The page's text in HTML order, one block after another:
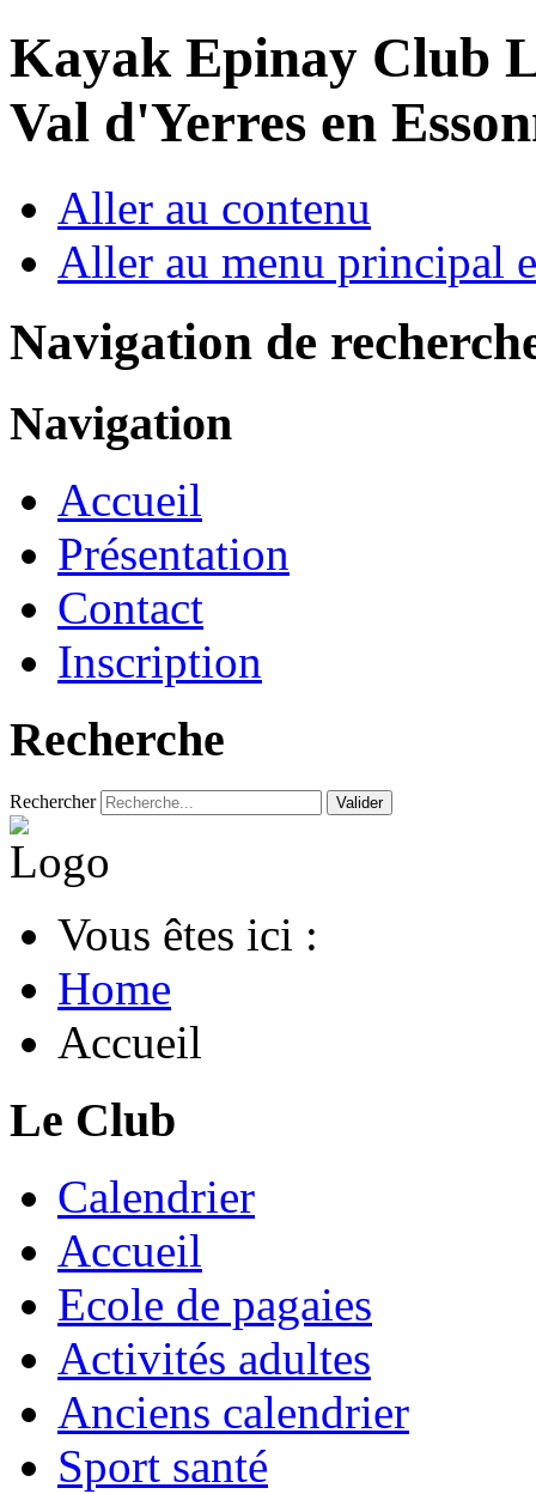
Kayak Epinay Club
Val d'Yerres en
Aller au contenu
Aller au menu principal
Navigation de
Navigation
Accueil
Présentation
Contact
Inscription
Recherche
Rechercher Valider
Vous êtes ici :
Home
Accueil
Le Club
Calendrier
Accueil
Ecole de pagaies
Activités adultes
Anciens calendrier
Sport santé